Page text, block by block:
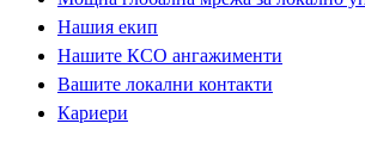
Нашия екип
Нашите КСО ангажименти
Вашите локални контакти
Кариери